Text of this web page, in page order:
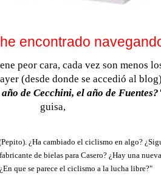
he encontrado
peor cara, cada vez son menos
(desde donde se accedió al
de Cecchini, el año de
guisa,
¿Ha cambiado el ciclismo en algo?
de bielas para Casero? ¿Hay una
que se parece el ciclismo a la lucha libre?"